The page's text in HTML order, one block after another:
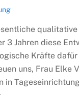
qualitative
3 Jahren diese
Kräfte
uns, Frau Elke
in